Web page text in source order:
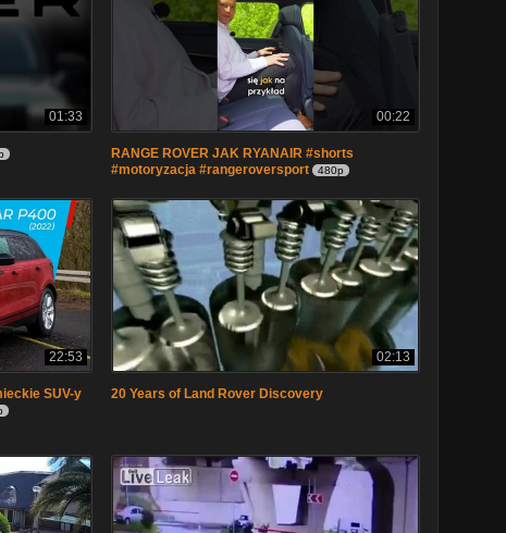
01:33 00:22
RANGE ROVER JAK RYANAIR #shorts
#motoryzacja #rangeroversport
480p
22:53
SUV-y
02:13
20 Years of Land Rover Discovery